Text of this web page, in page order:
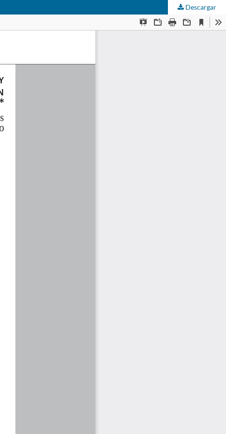
Descargar